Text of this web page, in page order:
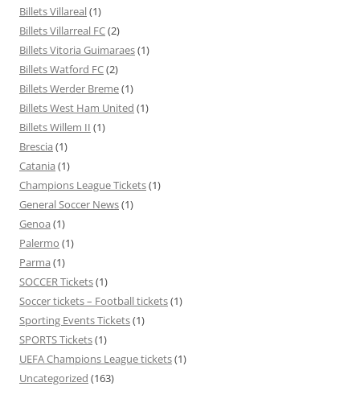
Billets Villareal(1)
Billets Villarreal FC(2)
Billets Vitoria Guimaraes(1)
Billets Watford FC(2)
Billets Werder Breme(1)
Billets West Ham United (1)
Billets Willem II (1)
Brescia (1)
Catania (1)
Champions League Tickets(1)
General Soccer News(1)
Genoa (1)
Palermo (1)
Parma (1)
SOCCER Tickets(1)
Soccer tickets – Football tickets(1)
Sporting Events Tickets(1)
SPORTS Tickets(1)
UEFA Champions League tickets(1)
Uncategorized (163)